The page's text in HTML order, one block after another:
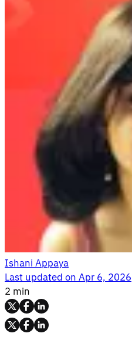
Ishani Appaya
Last updated onApr 6, 2026
2 min